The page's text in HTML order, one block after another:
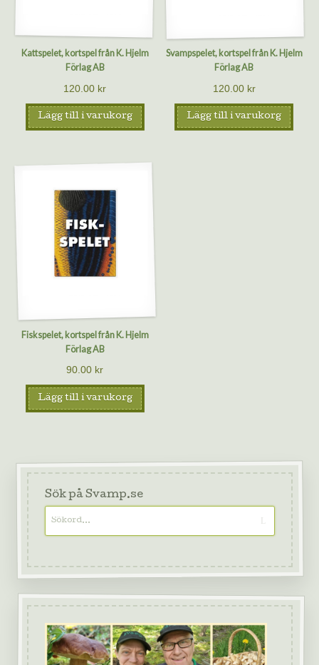
Kattspelet, kortspel från K. Hjelm
Förlag AB
120.00 kr
Lägg till i varukorg
Svampspelet, kortspel från K. Hjelm
Förlag AB
120.00 kr
Lägg till i varukorg
Fiskspelet, kortspel från K. Hjelm
Förlag AB
90.00 kr
Lägg till i varukorg
Sök på Svamp.se